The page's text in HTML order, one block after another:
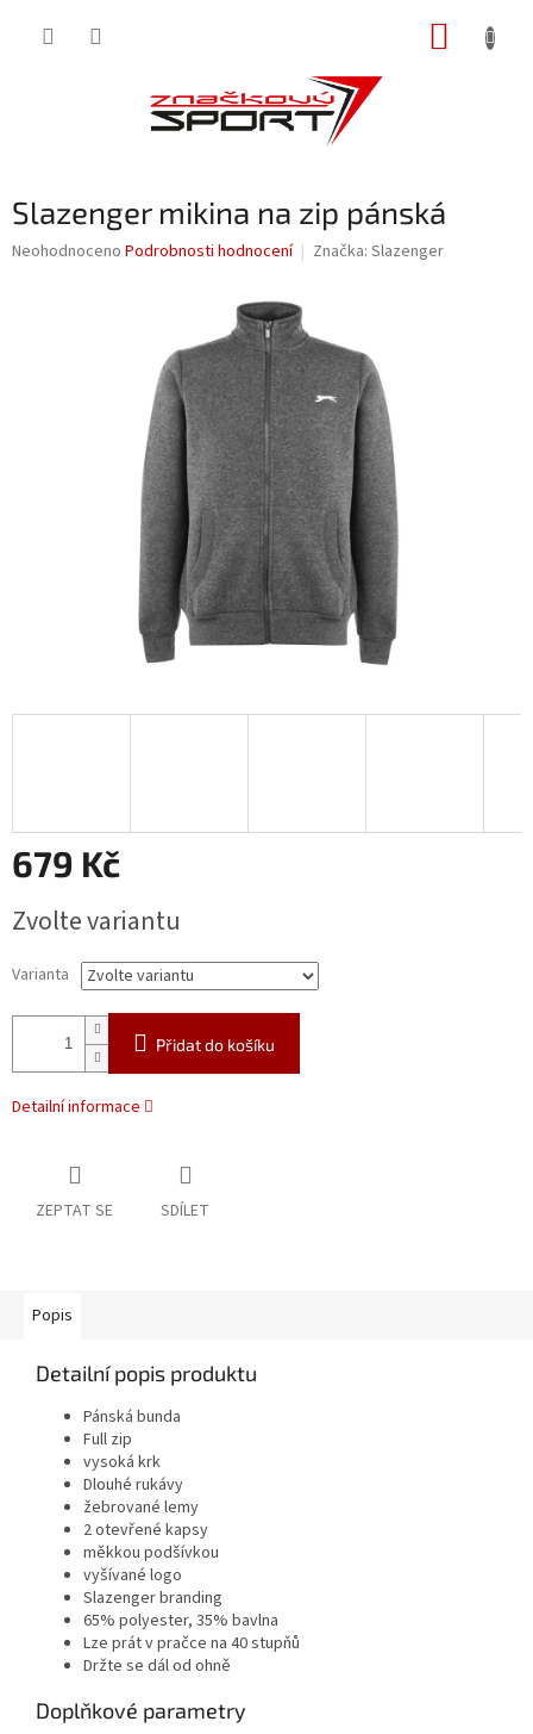
Slazenger mikina na zip pánská
Průměrné
Neohodnoceno Podrobnosti hodnocení Značka: Slazenger
679 Kč
cena:
Zvolte variantu
Varianta
Přidat do košíku
Detailní informace
ZEPTAT SE SDÍLET
Popis
Detailní popis produktu
Pánská bunda
Full zip
vysoká krk
Dlouhé rukávy
žebrované lemy
2 otevřené kapsy
měkkou podšívkou
vyšívané logo
Slazenger branding
65% polyester, 35% bavlna
Lze prát v pračce na 40 stupňů
Držte se dál od ohně
Doplňkové parametry